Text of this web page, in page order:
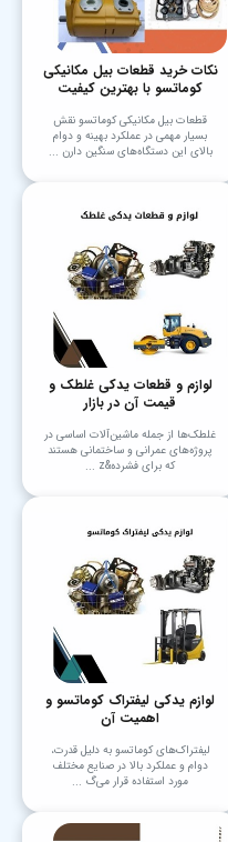
نکات خرید قطعات بیل مکانیکی
کوماتسو با بهترین کیفیت
قطعات بیل مکانیکی کوماتسو نقش
بسیار مهمی در عملکرد بهینه و دوام
بالای این دستگاه‌های سنگین دارن ...
لوازم و قطعات یدکی غلطک و
قیمت آن در بازار
غلطک‌ها از جمله ماشین‌آلات اساسی در
پروژه‌های عمرانی و ساختمانی هستند
که برای فشرده&z ...
لوازم یدکی لیفتراک کوماتسو و
اهمیت آن
لیفتراک‌های کوماتسو به دلیل قدرت،
دوام و عملکرد بالا در صنایع مختلف
مورد استفاده قرار می‌گ ...